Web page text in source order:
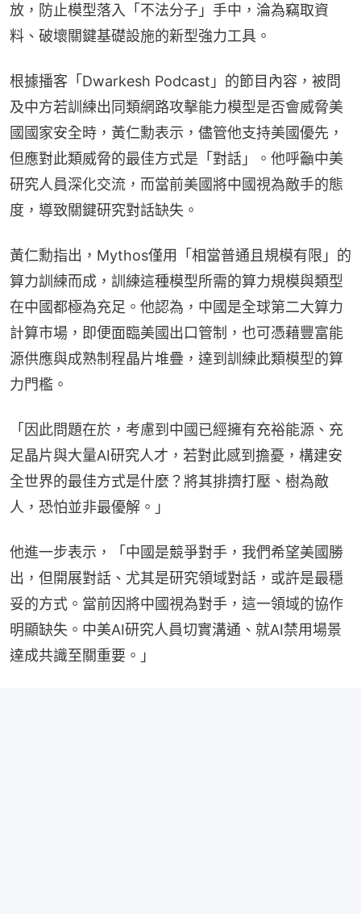
放，防止模型落入「不法分子」手中，淪為竊取資
料、破壞關鍵基礎設施的新型強力工具。
根據播客「Dwarkesh Podcast」的節目內容，被問
及中方若訓練出同類網路攻擊能力模型是否會威脅美
國國家安全時，黃仁勳表示，儘管他支持美國優先，
但應對此類威脅的最佳方式是「對話」。他呼籲中美
研究人員深化交流，而當前美國將中國視為敵手的態
度，導致關鍵研究對話缺失。
黃仁勳指出，Mythos僅用「相當普通且規模有限」的
算力訓練而成，訓練這種模型所需的算力規模與類型
在中國都極為充足。他認為，中國是全球第二大算力
計算市場，即便面臨美國出口管制，也可憑藉豐富能
源供應與成熟制程晶片堆疊，達到訓練此類模型的算
力門檻。
「因此問題在於，考慮到中國已經擁有充裕能源、充
足晶片與大量AI研究人才，若對此感到擔憂，構建安
全世界的最佳方式是什麼？將其排擠打壓、樹為敵
人，恐怕並非最優解。」
他進一步表示，「中國是競爭對手，我們希望美國勝
出，但開展對話、尤其是研究領域對話，或許是最穩
妥的方式。當前因將中國視為對手，這一領域的協作
明顯缺失。中美AI研究人員切實溝通、就AI禁用場景
達成共識至關重要。」